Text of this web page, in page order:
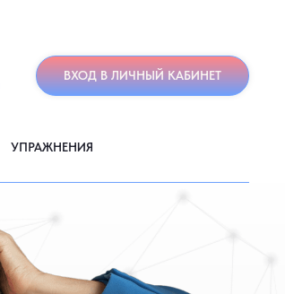
ВХОД В ЛИЧНЫЙ КАБИНЕТ
УПРАЖНЕНИЯ